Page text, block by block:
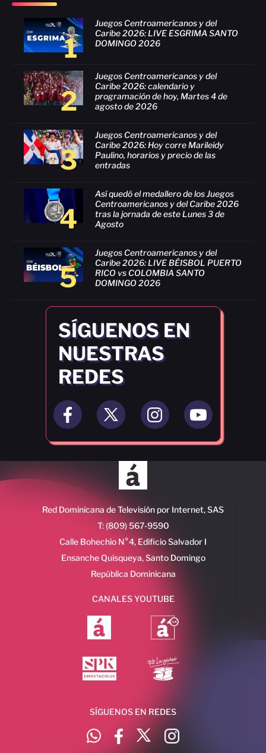
1
Juegos Centroamericanos y del
Caribe 2026: LIVE ESGRIMA SANTO
DOMINGO 2026
2
Juegos Centroamericanos y del
Caribe 2026: calendario y
programación de hoy, Martes 4 de
agosto de 2026
3
Juegos Centroamericanos y del
Caribe 2026: Hoy corre Marileidy
Paulino, horarios y precio de las
entradas
4
Así quedó el medallero de los Juegos
Centroamericanos y del Caribe 2026
tras la jornada de este Lunes 3 de
Agosto
5
Juegos Centroamericanos y del
Caribe 2026: LIVE BÉISBOL PUERTO
RICO vs COLOMBIA SANTO
DOMINGO 2026
SÍGUENOS EN
NUESTRAS
REDES
Red Dominicana de Televisión por Internet, SAS
T: (809) 567-9590
Calle Bohechio N°4, Edificio Salvador I
Ensanche Quisqueya, Santo Domingo
República Dominicana
CANALES YOUTUBE
SÍGUENOS EN REDES